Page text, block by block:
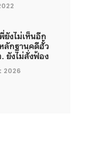
ยังไม่เห็นอีก
ลักฐานคดีฮั้ว
ยังไม่สั่งฟ้อง
2026